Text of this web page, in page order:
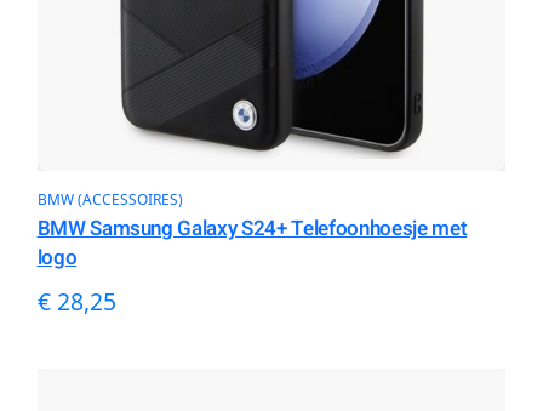
BMW (ACCESSOIRES)
BMW Samsung Galaxy S24+ Telefoonhoesje met
logo
€28,25